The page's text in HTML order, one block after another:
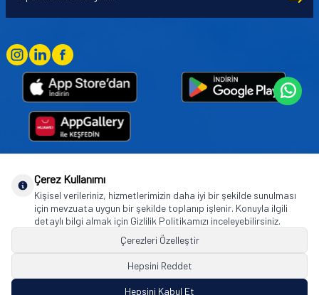
Goodyear (and Winged Foot Design) are trademarks of or licensed to The Goodyear
Tire & Rubber Company used under license by Basbug Group Company,
Istanbul/Türkiye. © 2026 The Goodyear Tire & Rubber Company.
Çerez Kullanımı
Kişisel verileriniz, hizmetlerimizin daha iyi bir şekilde sunulması
için mevzuata uygun bir şekilde toplanıp işlenir. Konuyla ilgili
detaylı bilgi almak için Gizlilik Politikamızı inceleyebilirsiniz.
Çerezleri Özelleştir
Hepsini Reddet
Hepsini Kabul Et